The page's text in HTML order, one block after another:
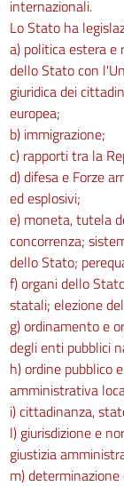
93
94
95
97
98
99
100
101
102
103
104
104 bis
Norme per la
internazionali.
Lo Stato ha
a) politica estera
dello Stato con
giuridica dei
europea;
b) immigrazione;
c) rapporti tra la
d) difesa e Forze
ed esplosivi;
e) moneta, tutela
concorrenza;
dello Stato;
f) organi dello
statali; elezione
g) ordinamento e
degli enti pubblici
h) ordine pubblico
amministrativa
i) cittadinanza,
l) giurisdizione e
giustizia
m)